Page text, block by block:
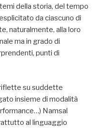
della storia, del tempo
da ciascuno di
naturalmente, alla loro
ma in grado di
punti di
su suddette
insieme di modalità
Namsal
al linguaggio